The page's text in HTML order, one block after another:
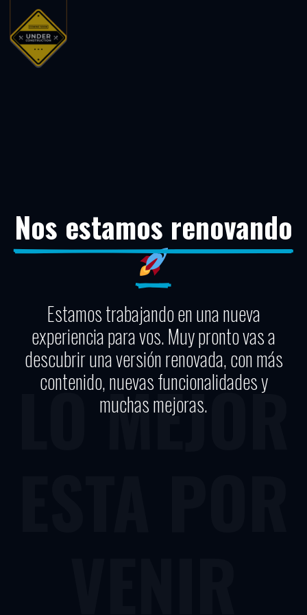
Nos estamos renovando
Estamos trabajando en una nueva
experiencia para vos. Muy pronto vas a
descubrir una versión renovada, con más
contenido, nuevas funcionalidades y
muchas mejoras.
LO MEJOR